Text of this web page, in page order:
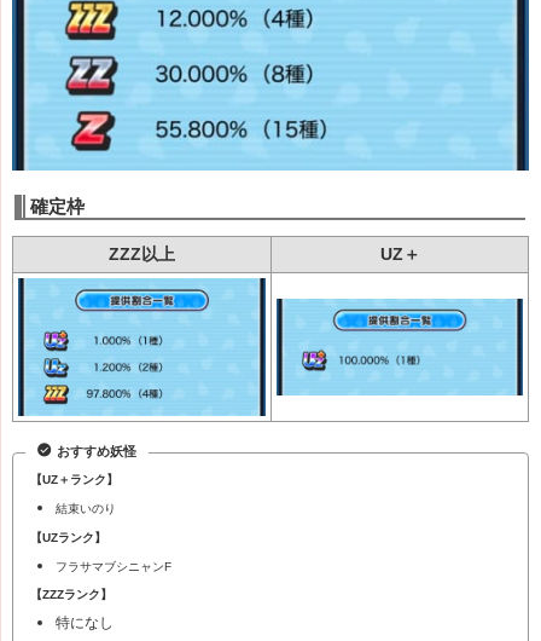
確定枠
ZZZ以上 UZ＋
おすすめ妖怪
【UZ＋ランク】
結束いのり
【UZランク】
フラサマブシニャンF
【ZZZランク】
特になし